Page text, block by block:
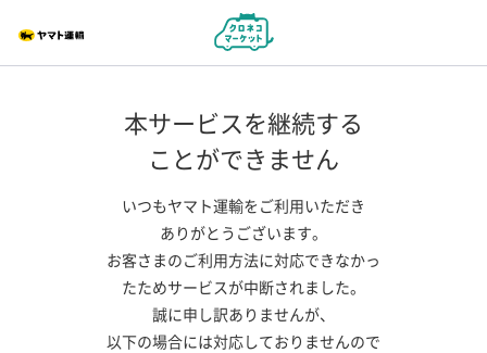
本サービスを継続する
ことができません
いつもヤマト運輸をご利用いただき
ありがとうございます。
お客さまのご利用方法に対応できなかっ
たためサービスが中断されました。
誠に申し訳ありませんが、
以下の場合には対応しておりませんので